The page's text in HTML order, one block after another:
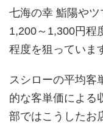
七海の幸 鮨陽や
1,200～1,300円程
程度を狙っていま
スシローの平均客
的な客単価による
部ではこうしたお